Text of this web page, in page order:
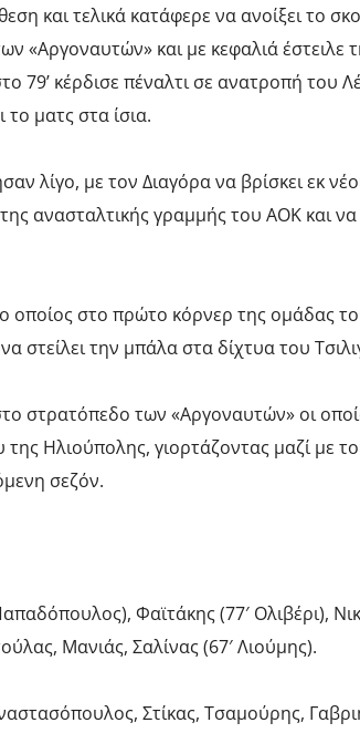
και τελικά κατάφερε να ανοίξει το
«Αργοναυτών» και με κεφαλιά
79’ κέρδισε πέναλτι σε ανατροπή του
ματς στα ίσια.
λίγο, με τον Διαγόρα να βρίσκει εκ
ανασταλτικής γραμμής του ΑΟΚ και
στο πρώτο κόρνερ της ομάδας
την μπάλα στα δίχτυα του
στρατόπεδο των «Αργοναυτών» οι
Ηλιούπολης, γιορτάζοντας μαζί με
σεζόν.
Φαϊτάκης (77′ Ολιβέρι),
Μανιάς, Σαλίνας (67′ Λιούμης).
Στίκας, Τσαμούρης,